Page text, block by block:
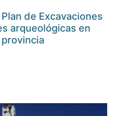
de Excavaciones
arqueológicas en